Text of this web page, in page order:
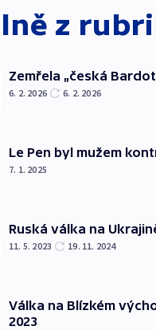
z
Zemřela „česká
6. 2. 2026 6. 2. 2026
Le Pen byl mužem
7. 1. 2025
Ruská válka na
11. 5. 2023 19. 11. 2024
Válka na Blízkém
2023